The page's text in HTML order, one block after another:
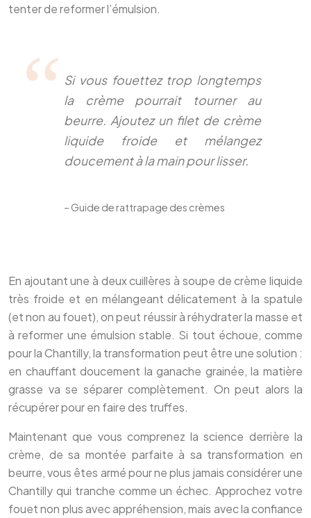
tenter de reformer l’émulsion.
Si vous fouettez trop longtemps
la crème pourrait tourner au
beurre. Ajoutez un filet de crème
liquide froide et mélangez
doucement à la main pour lisser.
– Guide de rattrapage des crèmes
En ajoutant une à deux cuillères à soupe de crème liquide
très froide et en mélangeant délicatement à la spatule
(et non au fouet), on peut réussir à réhydrater la masse et
à reformer une émulsion stable. Si tout échoue, comme
pour la Chantilly, la transformation peut être une solution :
en chauffant doucement la ganache grainée, la matière
grasse va se séparer complètement. On peut alors la
récupérer pour en faire des truffes.
Maintenant que vous comprenez la science derrière la
crème, de sa montée parfaite à sa transformation en
beurre, vous êtes armé pour ne plus jamais considérer une
Chantilly qui tranche comme un échec. Approchez votre
fouet non plus avec appréhension, mais avec la confiance